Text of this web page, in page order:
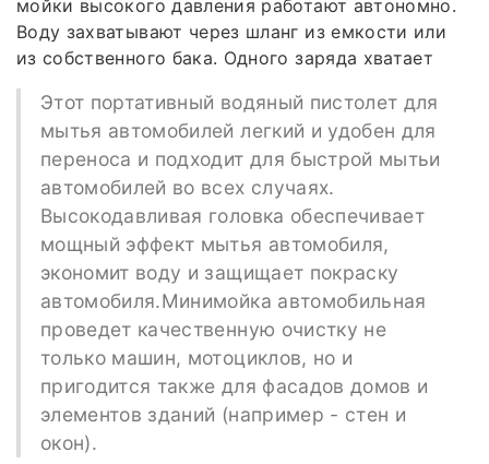
мойки высокого давления работают автономно.
Воду захватывают через шланг из емкости или
из собственного бака. Одного заряда хватает
Этот портативный водяный пистолет для
мытья автомобилей легкий и удобен для
переноса и подходит для быстрой мытьи
автомобилей во всех случаях.
Высокодавливая головка обеспечивает
мощный эффект мытья автомобиля,
экономит воду и защищает покраску
автомобиля.Минимойка автомобильная
проведет качественную очистку не
только машин, мотоциклов, но и
пригодится также для фасадов домов и
элементов зданий (например - стен и
окон).